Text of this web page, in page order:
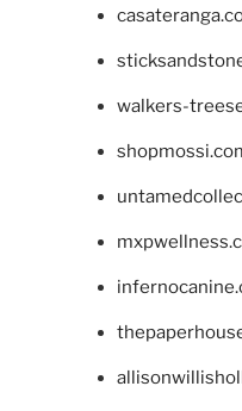
walkers-